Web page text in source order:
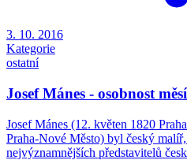
3. 10. 2016
Kategorie
ostatní
Josef Mánes - osobnost
Josef Mánes (12. květen 1820
Praha-Nové Město) byl český
nejvýznamnějších představitelů